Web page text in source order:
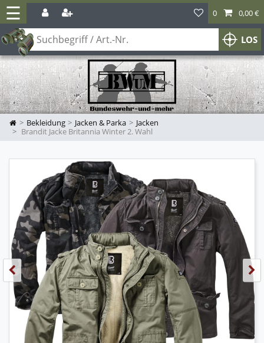
☰
LOS
0 0,00 €
Bekleidung Jacken & Parka
Jacken
Brandit Jacke Britannia Winter 2. Wahl